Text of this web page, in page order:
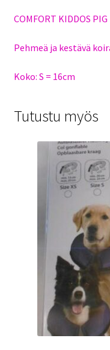
COMFORT KIDDOS PIG
Pehmeä ja kestävä
Koko: S = 16cm
Tutustu myös